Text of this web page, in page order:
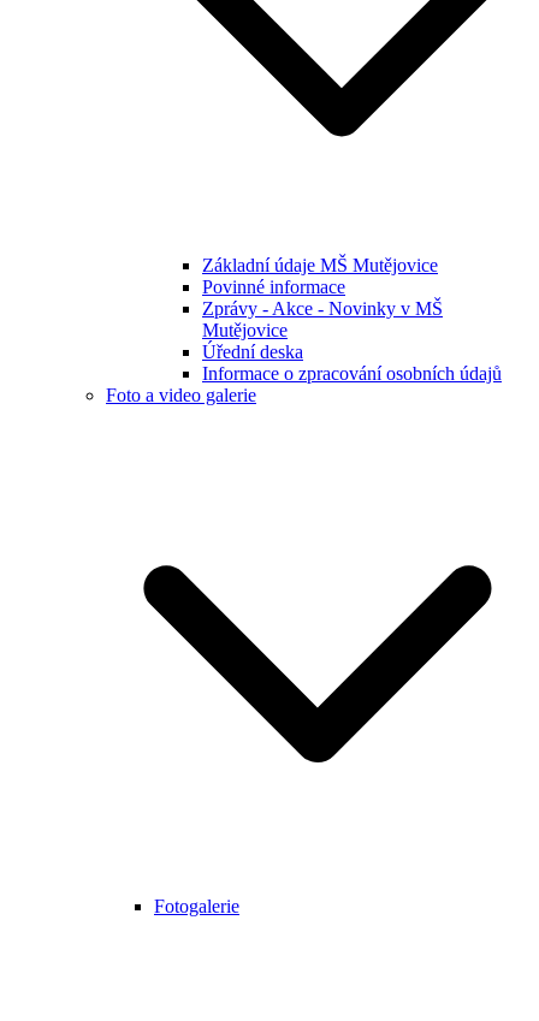
Základní údaje MŠ Mutějovice
Povinné informace
Zprávy - Akce - Novinky v MŠ
Mutějovice
Úřední deska
Informace o zpracování osobních údajů
Foto a video galerie
Fotogalerie